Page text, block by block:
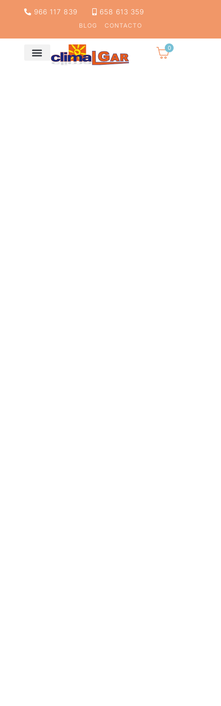
966 117 839 658 613 359
BLOG CONTACTO
0